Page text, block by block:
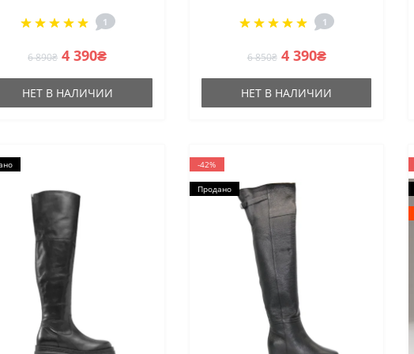
1
6 890₴ 4 390₴
НЕТ В НАЛИЧИИ
1
6 850₴ 4 390₴
НЕТ В НАЛИЧИИ
-42%
Продано